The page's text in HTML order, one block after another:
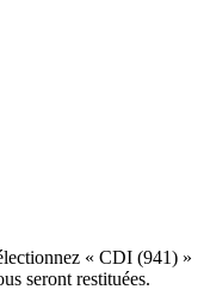
« CDI (941) »
seront restituées.